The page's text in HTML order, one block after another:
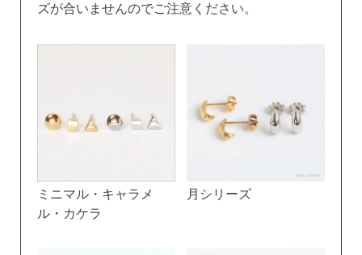
ズが合いませんのでご注意ください。
ミニマル・キャラメ
ル・カケラ
月シリーズ